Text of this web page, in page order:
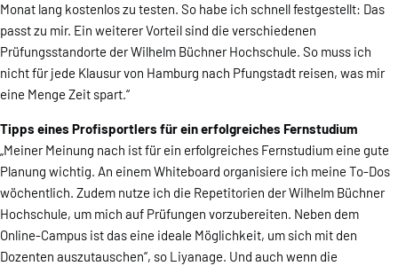
Monat lang kostenlos zu testen. So habe ich schnell festgestellt: Das
passt zu mir. Ein weiterer Vorteil sind die verschiedenen
Prüfungsstandorte der Wilhelm Büchner Hochschule. So muss ich
nicht für jede Klausur von Hamburg nach Pfungstadt reisen, was mir
eine Menge Zeit spart.“
Tipps eines Profisportlers für ein erfolgreiches Fernstudium
„Meiner Meinung nach ist für ein erfolgreiches Fernstudium eine gute
Planung wichtig. An einem Whiteboard organisiere ich meine To-Dos
wöchentlich. Zudem nutze ich die Repetitorien der Wilhelm Büchner
Hochschule, um mich auf Prüfungen vorzubereiten. Neben dem
Online-Campus ist das eine ideale Möglichkeit, um sich mit den
Dozenten auszutauschen“, so Liyanage. Und auch wenn die